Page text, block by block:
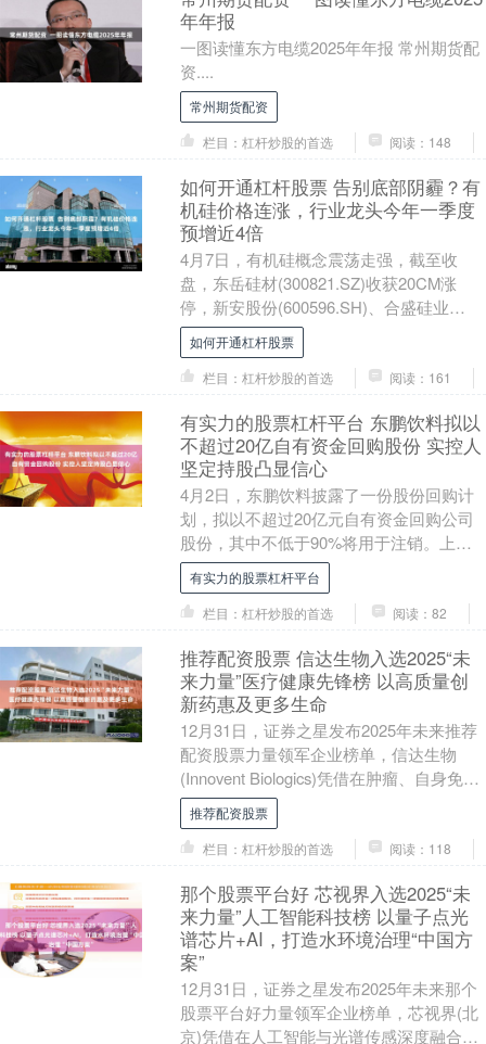
年年报
一图读懂东方电缆2025年年报 常州期货配
资....
常州期货配资
栏目：杠杆炒股的首选
阅读：148
如何开通杠杆股票 告别底部阴霾？有
机硅价格连涨，行业龙头今年一季度
预增近4倍
4月7日，有机硅概念震荡走强，截至收
盘，东岳硅材(300821.SZ)收获20CM涨
停，新安股份(600596.SH)、合盛硅业
(603260.SH)、恒星科技....
如何开通杠杆股票
栏目：杠杆炒股的首选
阅读：161
有实力的股票杠杆平台 东鹏饮料拟以
不超过20亿自有资金回购股份 实控人
坚定持股凸显信心
4月2日，东鹏饮料披露了一份股份回购计
划，拟以不超过20亿元自有资金回购公司
股份，其中不低于90%将用于注销。上市
公司回购注销，充分体现了管理层对公司
业务未来发....
有实力的股票杠杆平台
栏目：杠杆炒股的首选
阅读：82
推荐配资股票 信达生物入选2025“未
来力量”医疗健康先锋榜 以高质量创
新药惠及更多生命
12月31日，证券之星发布2025年未来推荐
配资股票力量领军企业榜单，信达生物
(Innovent Biologics)凭借在肿瘤、自身免
疫、代谢等重大疾病领域的....
推荐配资股票
栏目：杠杆炒股的首选
阅读：118
那个股票平台好 芯视界入选2025“未
来力量”人工智能科技榜 以量子点光
谱芯片+AI，打造水环境治理“中国方
案”
12月31日，证券之星发布2025年未来那个
股票平台好力量领军企业榜单，芯视界(北
京)凭借在人工智能与光谱传感深度融合的